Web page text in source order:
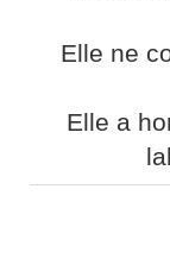
Elle ne
Elle a